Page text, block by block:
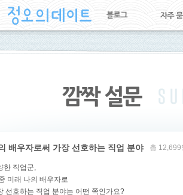
배우자로써 가장 선호하는 직업 분야 총 12,699
한 직업군,
미래 나의 배우자로
선호하는 직업 분야는 어떤 쪽인가요?